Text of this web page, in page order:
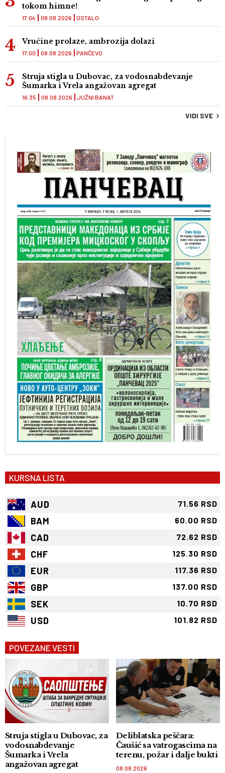
tokom himne!
OSTALO
17:04 08.08.2026
Vrućine prolaze, ambrozija dolazi
PANČEVO
17:00 08.08.2026
Struja stigla u Dubovac, za vodosnabdevanje
Šumarka i Vrela angažovan agregat
JUŽNI BANAT
16:35 08.08.2026
VIDI SVE
KURSNA LISTA
AUD 71.56 RSD
BAM 60.00 RSD
CAD 72.62 RSD
CHF 125.30 RSD
EUR 117.36 RSD
GBP 137.00 RSD
SEK 10.70 RSD
USD 101.82 RSD
POVEZANE VESTI
Struja stigla u Dubovac, za
vodosnabdevanje
Šumarka i Vrela
angažovan agregat
Deliblatska peščara:
Čaušić sa vatrogascima na
terenu, požar i dalje bukti
08.08.2026